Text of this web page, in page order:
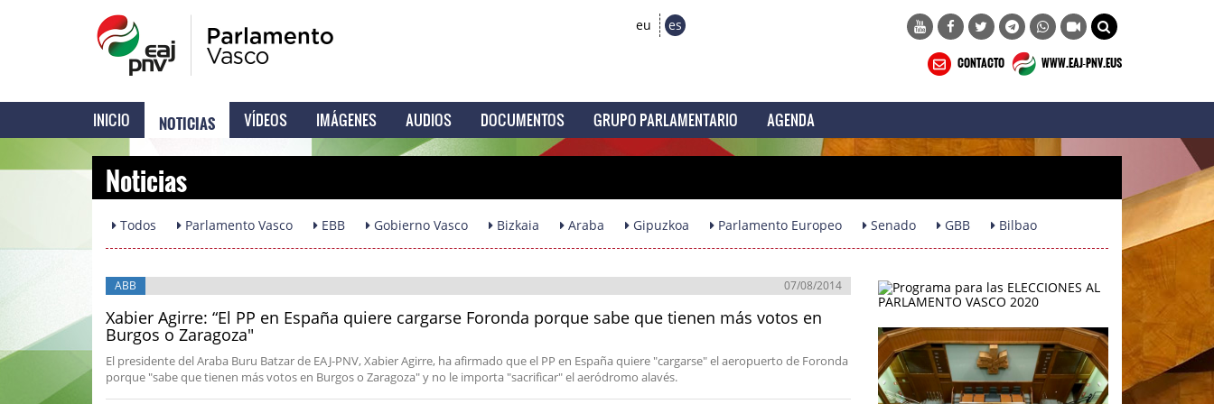
eu es
CONTACTO WWW.EAJ-PNV.EUS
INICIO NOTICIAS VÍDEOS IMÁGENES AUDIOS DOCUMENTOS GRUPO PARLAMENTARIO AGENDA
Noticias
Todos Parlamento Vasco EBB Gobierno Vasco Bizkaia Araba Gipuzkoa Parlamento Europeo Senado GBB Bilbao
ABB 07/08/2014
Xabier Agirre: “El PP en España quiere cargarse Foronda porque sabe que tienen más votos en
Burgos o Zaragoza"
El presidente del Araba Buru Batzar de EAJ-PNV, Xabier Agirre, ha afirmado que el PP en España quiere "cargarse" el aeropuerto de Foronda
porque "sabe que tienen más votos en Burgos o Zaragoza" y no le importa "sacrificar" el aeródromo alavés.